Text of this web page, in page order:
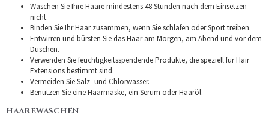
Waschen Sie Ihre Haare mindestens 48 Stunden nach dem Einsetzen
nicht.
Binden Sie Ihr Haar zusammen, wenn Sie schlafen oder Sport treiben.
Entwirren und bürsten Sie das Haar am Morgen, am Abend und vor dem
Duschen.
Verwenden Sie feuchtigkeitsspendende Produkte, die speziell für Hair
Extensions bestimmt sind.
Vermeiden Sie Salz- und Chlorwasser.
Benutzen Sie eine Haarmaske, ein Serum oder Haaröl.
HAAREWASCHEN